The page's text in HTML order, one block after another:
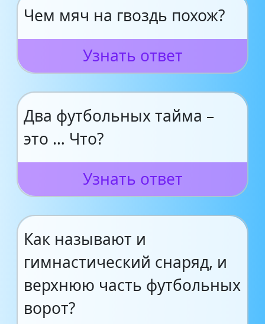
Чем мяч на гвоздь похож?
Узнать ответ
Два футбольных тайма –
это … Что?
Узнать ответ
Как называют и
гимнастический снаряд, и
верхнюю часть футбольных
ворот?